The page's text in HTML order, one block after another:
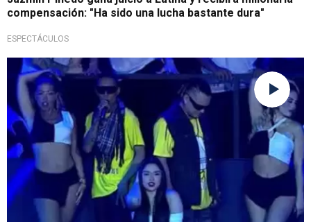
compensación: "Ha sido una lucha bastante dura"
ESPECTÁCULOS
¡Qué fuerte!